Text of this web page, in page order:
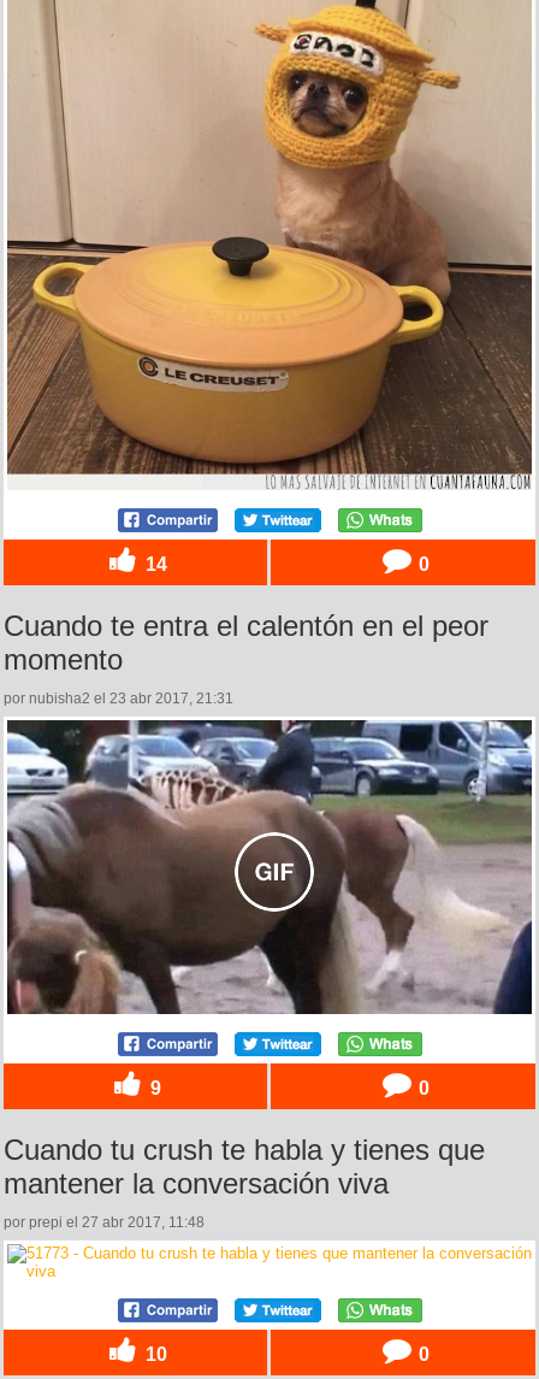
14 0
Cuando te entra el calentón en el peor
momento
por nubisha2 el 23 abr 2017, 21:31
9 0
Cuando tu crush te habla y tienes que
mantener la conversación viva
por prepi el 27 abr 2017, 11:48
10 0